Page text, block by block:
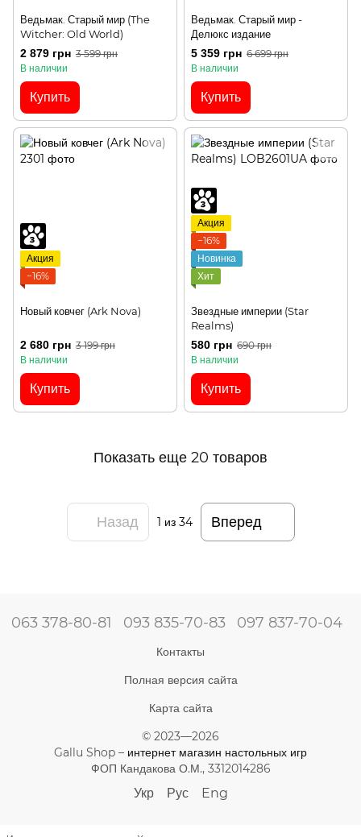
Ведьмак. Старый мир (The
Witcher: Old World)
2 879 грн 3 599 грн
В наличии
Купить
Ведьмак. Старый мир -
Делюкс издание
5 359 грн 6 699 грн
В наличии
Купить
Акция
−16%
Новый ковчег (Ark Nova)
2 680 грн 3 199 грн
В наличии
Купить
Акция
−16%
Новинка
Хит
Звездные империи (Star
Realms)
580 грн 690 грн
В наличии
Купить
Показать еще 20 товаров
Назад 1 из 34 Вперед
063 378-80-81 093 835-70-83 097 837-70-04
Контакты
Полная версия сайта
Карта сайта
© 2023—2026
Gallu Shop – интернет магазин настольных игр
ФОП Кандакова О.М., 3312014286
Укр Рус Eng